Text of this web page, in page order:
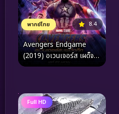
พากย์ไทย 8.4
Avengers Endgame
(2019) อเวนเจอร์ส เผด็จ
ศึก
Full HD